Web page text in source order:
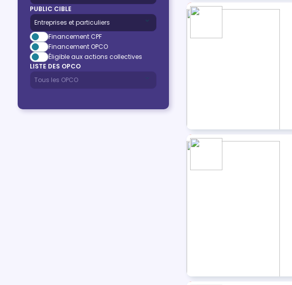
PUBLIC CIBLE
Financement CPF
Financement OPCO
Éligible aux actions collectives
LISTE DES OPCO